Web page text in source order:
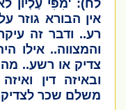
לח): 'מִפִּי עֶלְיוֹן
אין הבורא גוזר
רע.. ודבר זה
והמצווה.. אילו
צדיק או רשע.. מה
ובאיזה דין
משלם שכר לצדיק?